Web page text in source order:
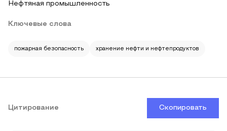
Нефтяная промышленность
Ключевые слова
пожарная безопасность хранение нефти и нефтепродуктов
Цитирование Скопировать